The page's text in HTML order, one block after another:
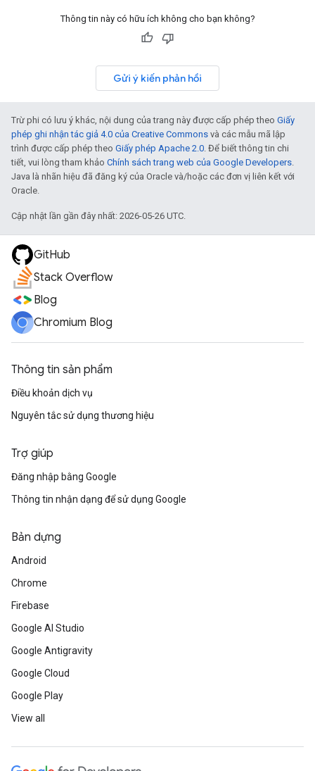
Thông tin này có hữu ích không cho bạn không?
Gửi ý kiến phản hồi
Trừ phi có lưu ý khác, nội dung của trang này được cấp phép theo Giấy
phép ghi nhận tác giả 4.0 của Creative Commons và các mẫu mã lập
trình được cấp phép theo Giấy phép Apache 2.0. Để biết thông tin chi
tiết, vui lòng tham khảo Chính sách trang web của Google Developers.
Java là nhãn hiệu đã đăng ký của Oracle và/hoặc các đơn vị liên kết với
Oracle.
Cập nhật lần gần đây nhất: 2026-05-26 UTC.
GitHub
Stack Overflow
Blog
Chromium Blog
Thông tin sản phẩm
Điều khoản dịch vụ
Nguyên tắc sử dụng thương hiệu
Trợ giúp
Đăng nhập bằng Google
Thông tin nhận dạng để sử dụng Google
Bản dựng
Android
Chrome
Firebase
Google AI Studio
Google Antigravity
Google Cloud
Google Play
View all